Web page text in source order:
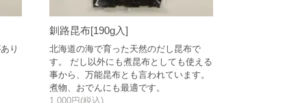
り
釧路昆布[190g入]
北海道の海で育った天然のだし昆布で
す。 だし以外にも煮昆布としても使える
事から、万能昆布とも言われています。
煮物、おでんにも最適です。
1,000円(税込)